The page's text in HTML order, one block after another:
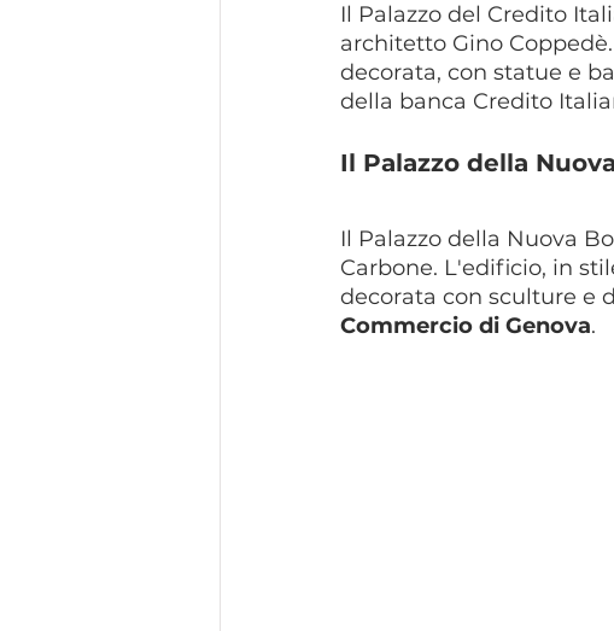
Il Palazzo del Credito
architetto Gino
decorata, con statue e
della banca Credito
Il Palazzo della
Il Palazzo della Nuova
Carbone. L'edificio, in
decorata con sculture e
Commercio di Genova.